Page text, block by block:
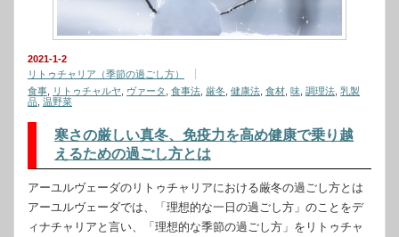
2021-1-2
リトゥチャリア（季節の過ごし方）
食事
リトゥチャルヤ ヴァータ 食事法 厳冬 健康法 食材 味 調理法 乳製
品 温野菜
寒さの厳しい真冬、免疫力を高め健康で乗り越
えるための過ごし方とは
アーユルヴェーダのリトゥチャリアにおける厳冬の過ごし方とは
アーユルヴェーダでは、「理想的な一日の過ごし方」のことをデ
ィナチャリアと言い、「理想的な季節の過ごし方」をリトゥチャ